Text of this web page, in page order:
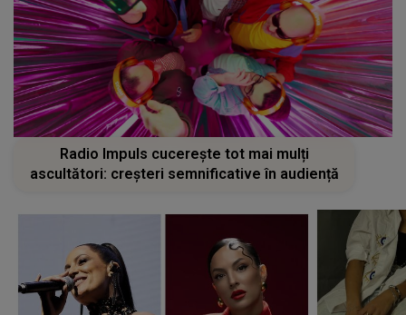
Radio Impuls cucerește tot mai mulți
ascultători: creșteri semnificative în audiență